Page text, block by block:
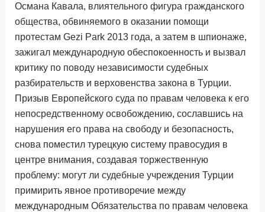
Османа Кавала, влиятельного фигура гражданского
общества, обвиняемого в оказании помощи
протестам Gezi Park 2013 года, а затем в шпионаже,
зажигал международную обеспокоенность и вызвал
критику по поводу независимости судебных
разбирательств и верховенства закона в Турции.
Призыв Европейского суда по правам человека к его
непосредственному освобождению, сославшись на
нарушения его права на свободу и безопасность,
снова поместил турецкую систему правосудия в
центре внимания, создавая торжественную
проблему: могут ли судебные учреждения Турции
примирить явное противоречие между
международным Обязательства по правам человека